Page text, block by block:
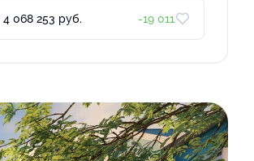
4 068 253 руб. -19 011